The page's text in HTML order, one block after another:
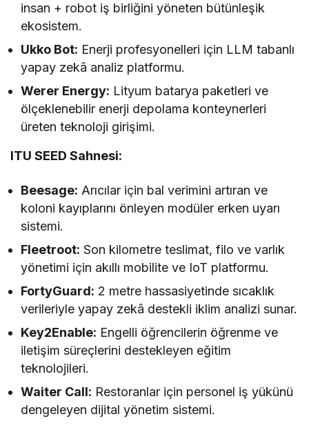
insan + robot iş birliğini yöneten bütünleşik
ekosistem.
Ukko Bot: Enerji profesyonelleri için LLM tabanlı
yapay zekâ analiz platformu.
Werer Energy: Lityum batarya paketleri ve
ölçeklenebilir enerji depolama konteynerleri
üreten teknoloji girişimi.
ITU SEED Sahnesi:
Beesage: Arıcılar için bal verimini artıran ve
koloni kayıplarını önleyen modüler erken uyarı
sistemi.
Fleetroot: Son kilometre teslimat, filo ve varlık
yönetimi için akıllı mobilite ve IoT platformu.
FortyGuard: 2 metre hassasiyetinde sıcaklık
verileriyle yapay zekâ destekli iklim analizi sunar.
Key2Enable: Engelli öğrencilerin öğrenme ve
iletişim süreçlerini destekleyen eğitim
teknolojileri.
Waiter Call: Restoranlar için personel iş yükünü
dengeleyen dijital yönetim sistemi.